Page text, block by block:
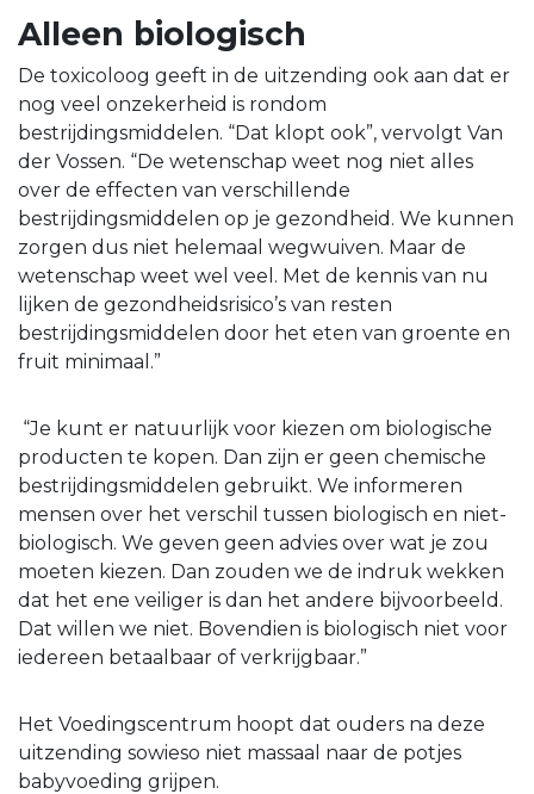
Alleen biologisch
De toxicoloog geeft in de uitzending ook aan dat er
nog veel onzekerheid is rondom
bestrijdingsmiddelen. “Dat klopt ook”, vervolgt Van
der Vossen. “De wetenschap weet nog niet alles
over de effecten van verschillende
bestrijdingsmiddelen op je gezondheid. We kunnen
zorgen dus niet helemaal wegwuiven. Maar de
wetenschap weet wel veel. Met de kennis van nu
lijken de gezondheidsrisico’s van resten
bestrijdingsmiddelen door het eten van groente en
fruit minimaal.”
“Je kunt er natuurlijk voor kiezen om biologische
producten te kopen. Dan zijn er geen chemische
bestrijdingsmiddelen gebruikt. We informeren
mensen over het verschil tussen biologisch en niet-
biologisch. We geven geen advies over wat je zou
moeten kiezen. Dan zouden we de indruk wekken
dat het ene veiliger is dan het andere bijvoorbeeld.
Dat willen we niet. Bovendien is biologisch niet voor
iedereen betaalbaar of verkrijgbaar.”
Het Voedingscentrum hoopt dat ouders na deze
uitzending sowieso niet massaal naar de potjes
babyvoeding grijpen.